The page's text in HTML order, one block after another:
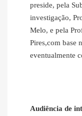
preside, pela
investigação,
Melo, e pela
Pires,com base
eventualmente
Audiência de